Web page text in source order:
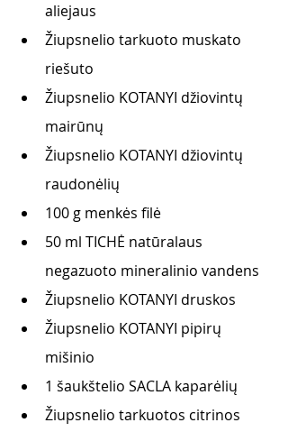
aliejaus
Žiupsnelio tarkuoto muskato
riešuto
Žiupsnelio KOTANYI džiovintų
mairūnų
Žiupsnelio KOTANYI džiovintų
raudonėlių
100 g menkės filė
50 ml TICHĖ natūralaus
negazuoto mineralinio vandens
Žiupsnelio KOTANYI druskos
Žiupsnelio KOTANYI pipirų
mišinio
1 šaukštelio SACLA kaparėlių
Žiupsnelio tarkuotos citrinos